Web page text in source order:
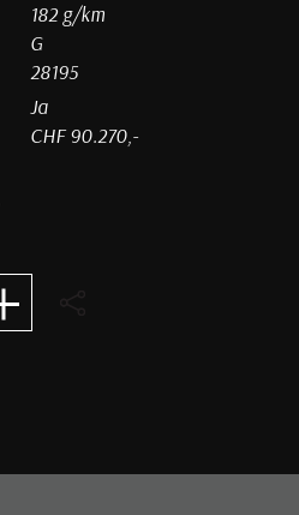
182 g/km
G
28195
Ja
CHF 90.270,-